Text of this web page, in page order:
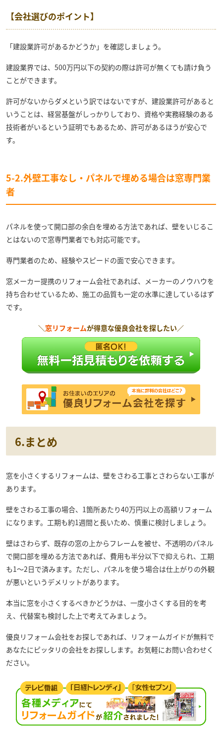
【会社選びのポイント】
「建設業許可があるかどうか」を確認しましょう。
建設業界では、500万円以下の契約の際は許可が無くても請け負う
ことができます。
許可がないからダメという訳ではないですが、建設業許可があると
いうことは、経営基盤がしっかりしており、資格や実務経験のある
技術者がいるという証明でもあるため、許可があるほうが安心で
す。
5-2.外壁工事なし・パネルで埋める場合は窓専門業
者
パネルを使って開口部の余白を埋める方法であれば、壁をいじるこ
とはないので窓専門業者でも対応可能です。
専門業者のため、経験やスピードの面で安心できます。
窓メーカー提携のリフォーム会社であれば、メーカーのノウハウを
持ち合わせているため、施工の品質も一定の水準に達しているはず
です。
＼窓リフォームが得意な優良会社を探したい／
6.まとめ
窓を小さくするリフォームは、壁をさわる工事とさわらない工事が
あります。
壁をさわる工事の場合、1箇所あたり40万円以上の高額リフォーム
になります。工期も約1週間と長いため、慎重に検討しましょう。
壁はさわらず、既存の窓の上からフレームを被せ、不透明のパネル
で開口部を埋める方法であれば、費用も半分以下で抑えられ、工期
も1～2日で済みます。ただし、パネルを使う場合は仕上がりの外観
が悪いというデメリットがあります。
本当に窓を小さくするべきかどうかは、一度小さくする目的を考
え、代替案も検討した上で考えてみましょう。
優良リフォーム会社をお探しであれば、リフォームガイドが無料で
あなたにピッタリの会社をお探しします。お気軽にお問い合わせく
ださい。